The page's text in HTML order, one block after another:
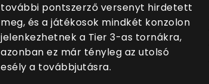
további pontszerző versenyt hirdetett
meg, és a játékosok mindkét konzolon
jelenkezhetnek a Tier 3-as tornákra,
azonban ez már tényleg az utolsó
esély a továbbjutásra.